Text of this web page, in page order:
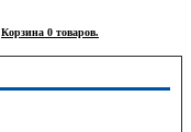
Корзина 0 товаров.